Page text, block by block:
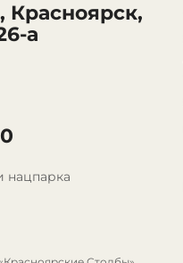
Красноярск,
а
нацпарка